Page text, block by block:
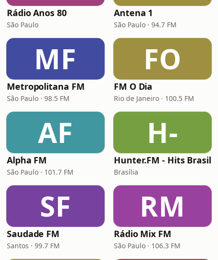
Rádio Anos 80
São Paulo
Antena 1
São Paulo · 94.7 FM
MF
Metropolitana FM
São Paulo · 98.5 FM
FO
FM O Dia
Rio de Janeiro · 100.5 FM
AF
Alpha FM
São Paulo · 101.7 FM
H-
Hunter.FM - Hits Brasil
Brasília
SF
Saudade FM
Santos · 99.7 FM
RM
Rádio Mix FM
São Paulo · 106.3 FM